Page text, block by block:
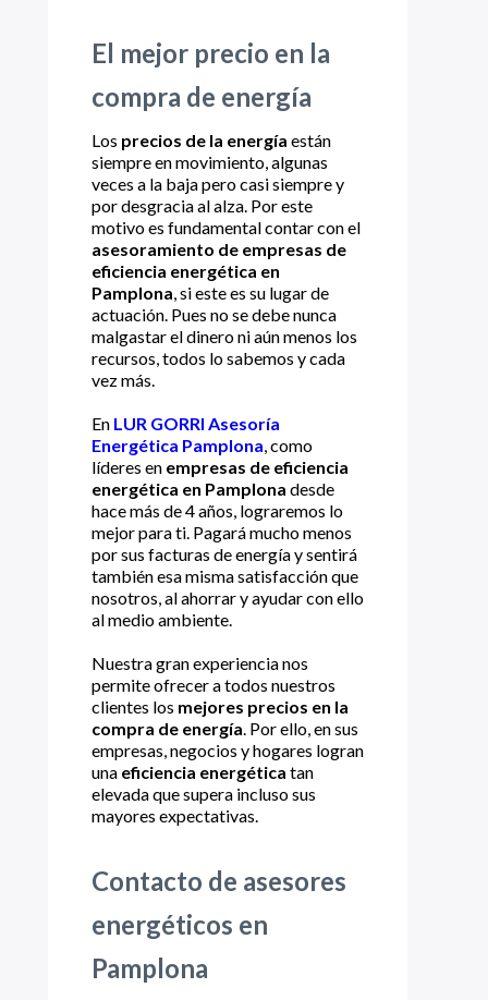
El mejor precio en la
compra de energía
Los precios de la energía están
siempre en movimiento, algunas
veces a la baja pero casi siempre y
por desgracia al alza. Por este
motivo es fundamental contar con el
asesoramiento de empresas de
eficiencia energética en
Pamplona, si este es su lugar de
actuación. Pues no se debe nunca
malgastar el dinero ni aún menos los
recursos, todos lo sabemos y cada
vez más.
En LUR GORRI Asesoría
Energética Pamplona, como
líderes en empresas de eficiencia
energética en Pamplona desde
hace más de 4 años, lograremos lo
mejor para ti. Pagará mucho menos
por sus facturas de energía y sentirá
también esa misma satisfacción que
nosotros, al ahorrar y ayudar con ello
al medio ambiente.
Nuestra gran experiencia nos
permite ofrecer a todos nuestros
clientes los mejores precios en la
compra de energía. Por ello, en sus
empresas, negocios y hogares logran
una eficiencia energética tan
elevada que supera incluso sus
mayores expectativas.
Contacto de asesores
energéticos en
Pamplona